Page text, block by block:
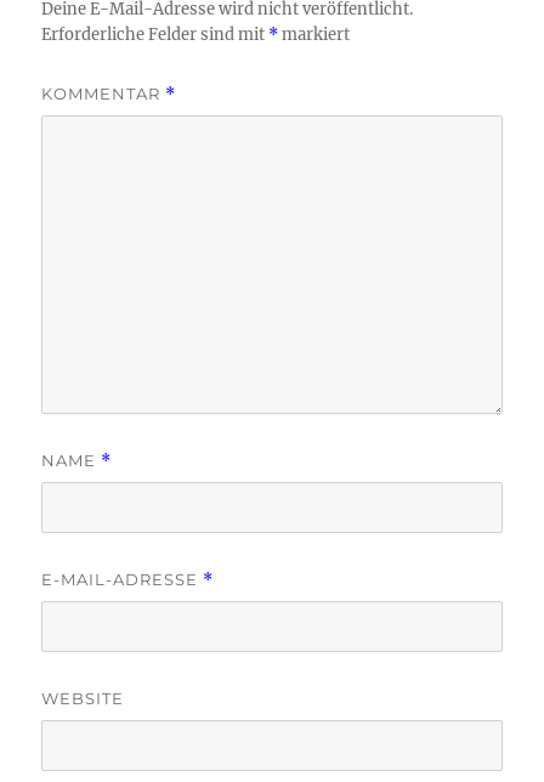
Deine E-Mail-Adresse wird nicht veröffentlicht.
Erforderliche Felder sind mit *markiert
KOMMENTAR *
NAME *
E-MAIL-ADRESSE *
WEBSITE